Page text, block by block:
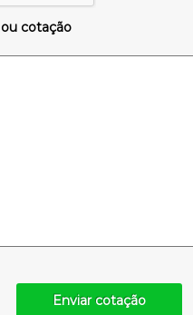
cotação
Enviar cotação